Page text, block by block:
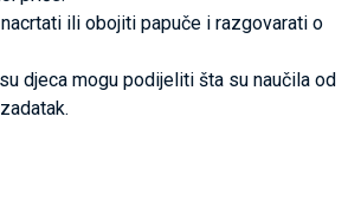
ili obojiti papuče i razgovarati o
djeca mogu podijeliti šta su naučila od